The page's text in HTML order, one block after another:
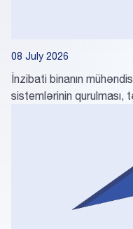
08 July 2026
İnzibati binanın
sistemlərinin qurulması,